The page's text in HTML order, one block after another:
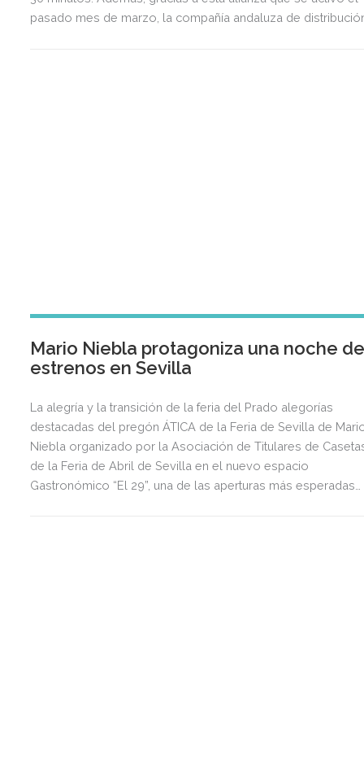
pasado mes de marzo, la compañía andaluza de
Mario Niebla protagoniza una noche
estrenos en Sevilla
La alegría y la transición de la feria del Prado alegorías
destacadas del pregón ÁTICA de la Feria de Sevilla de
Niebla organizado por la Asociación de Titulares de
de la Feria de Abril de Sevilla en el nuevo espacio
Gastronómico “El 29”, una de las aperturas más esperadas